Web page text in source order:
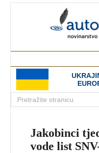
Jakobinci
vode list